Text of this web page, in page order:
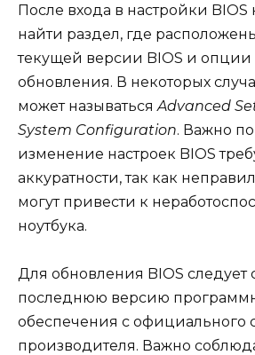
После входа в настройки
найти раздел, где
текущей версии BIOS и опции
обновления. В некоторых
может называться Advanced
System Configuration. Важно
изменение настроек BIOS
аккуратности, так как
могут привести к
ноутбука.
Для обновления BIOS следует
последнюю версию
обеспечения с официального
производителя. Важно